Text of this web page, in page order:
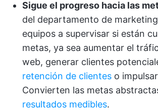
Sigue el progreso hacia las
del departamento de
equipos a supervisar si están
metas, ya sea aumentar el
web, generar clientes
retención de clientes o
Convierten las metas
resultados medibles.